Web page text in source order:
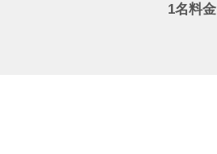
1名料金